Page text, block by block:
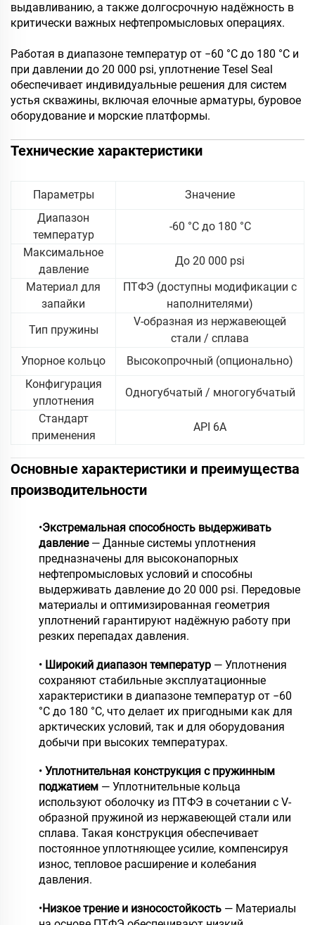
выдавливанию, а также долгосрочную надёжность в
критически важных нефтепромысловых операциях.
Работая в диапазоне температур от −60 °C до 180 °C и
при давлении до 20 000 psi, уплотнение Tesel Seal
обеспечивает индивидуальные решения для систем
устья скважины, включая елочные арматуры, буровое
оборудование и морские платформы.
Технические характеристики
Параметры
Значение
Диапазон
температур
-60 °C до 180 °C
Максимальное
давление
До 20 000 psi
Материал для
запайки
ПТФЭ (доступны модификации с
наполнителями)
Тип пружины
V-образная из нержавеющей
стали / сплава
Упорное кольцо
Высокопрочный (опционально)
Конфигурация
уплотнения
Одногубчатый / многогубчатый
Стандарт
применения
API 6A
Основные характеристики и преимущества
производительности
•Экстремальная способность выдерживать
давление — Данные системы уплотнения
предназначены для высоконапорных
нефтепромысловых условий и способны
выдерживать давление до 20 000 psi. Передовые
материалы и оптимизированная геометрия
уплотнений гарантируют надёжную работу при
резких перепадах давления.
• Широкий диапазон температур — Уплотнения
сохраняют стабильные эксплуатационные
характеристики в диапазоне температур от −60
°C до 180 °C, что делает их пригодными как для
арктических условий, так и для оборудования
добычи при высоких температурах.
• Уплотнительная конструкция с пружинным
поджатием — Уплотнительные кольца
используют оболочку из ПТФЭ в сочетании с V-
образной пружиной из нержавеющей стали или
сплава. Такая конструкция обеспечивает
постоянное уплотняющее усилие, компенсируя
износ, тепловое расширение и колебания
давления.
•Низкое трение и износостойкость — Материалы